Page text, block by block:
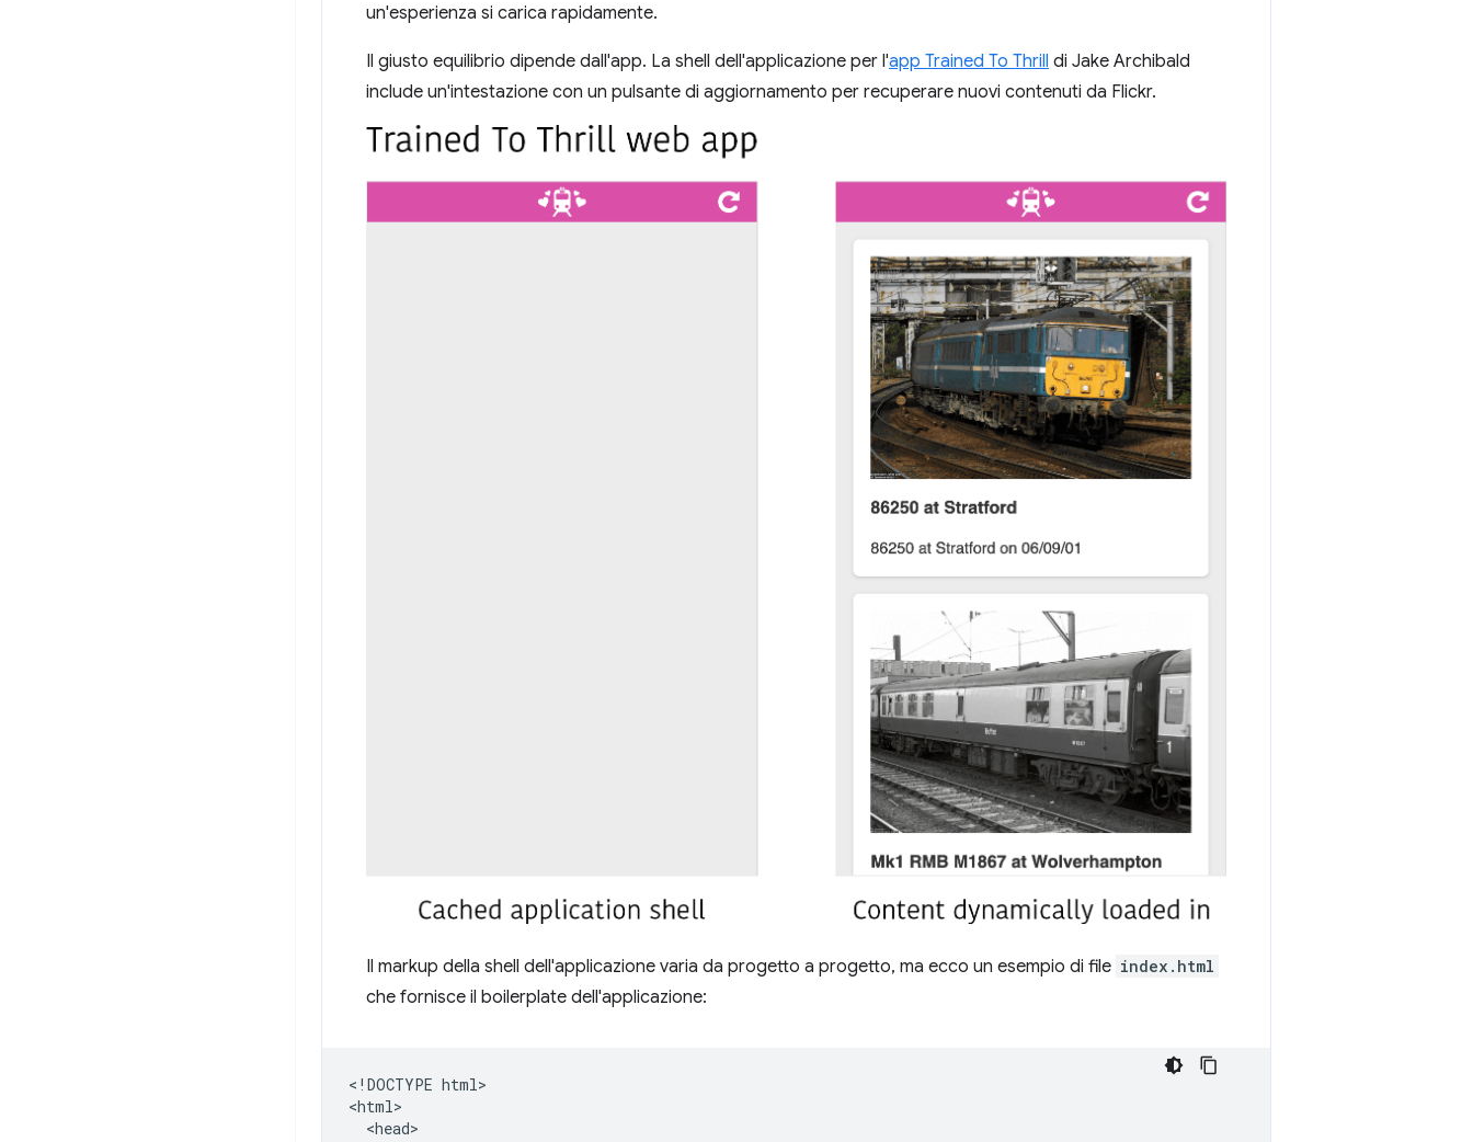
un'esperienza si carica rapidamente.
Il giusto equilibrio dipende dall'app. La shell dell'applicazione per l'app Trained To Thrill di Jake Archibald
include un'intestazione con un pulsante di aggiornamento per recuperare nuovi contenuti da Flickr.
Il markup della shell dell'applicazione varia da progetto a progetto, ma ecco un esempio di file index.html
che fornisce il boilerplate dell'applicazione:
​​<!DOCTYPE html>
<html>
  <head>